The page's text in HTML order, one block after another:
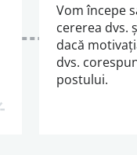
Vom începe
cererea dvs.
dacă
dvs.
postului.